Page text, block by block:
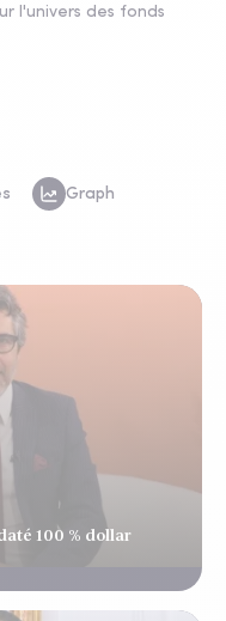
l'univers des fonds
Graph
100 % dollar